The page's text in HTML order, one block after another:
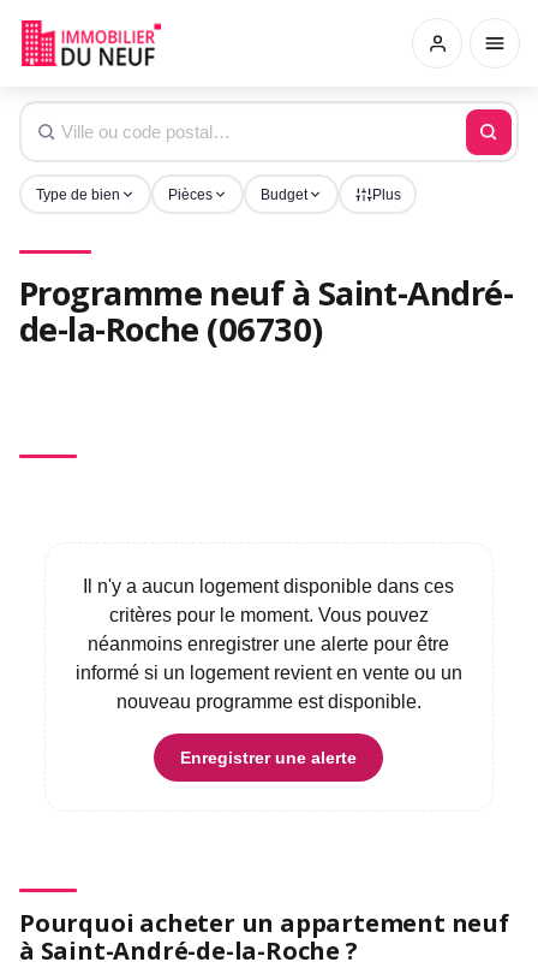
Type de bien Pièces Budget Plus
Programme neuf à Saint-André-
de-la-Roche (06730)
Il n'y a aucun logement disponible dans ces
critères pour le moment. Vous pouvez
néanmoins enregistrer une alerte pour être
informé si un logement revient en vente ou un
nouveau programme est disponible.
Enregistrer une alerte
Pourquoi acheter un appartement neuf
à Saint-André-de-la-Roche ?